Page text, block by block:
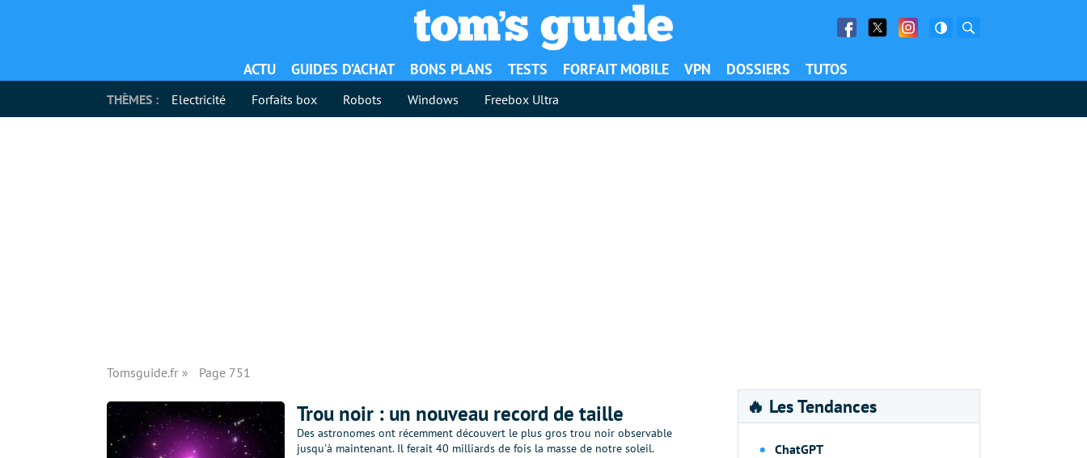
Facebook
Twitter Facebook
ACTU GUIDES D’ACHAT BONS PLANS TESTS FORFAIT MOBILE VPN DOSSIERS TUTOS
THÈMES : Electricité Forfaits box Robots Windows Freebox Ultra
Tomsguide.fr Page 751
Trou noir : un nouveau record de taille
Des astronomes ont récemment découvert le plus gros trou noir observable
jusqu'à maintenant. Il ferait 40 milliards de fois la masse de notre soleil.
🔥 Les Tendances
ChatGPT